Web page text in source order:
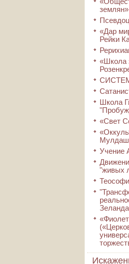
землян»
«Дар
Рейки
«Школа
Школа
«Свет
Учение
"живых
Зеланда